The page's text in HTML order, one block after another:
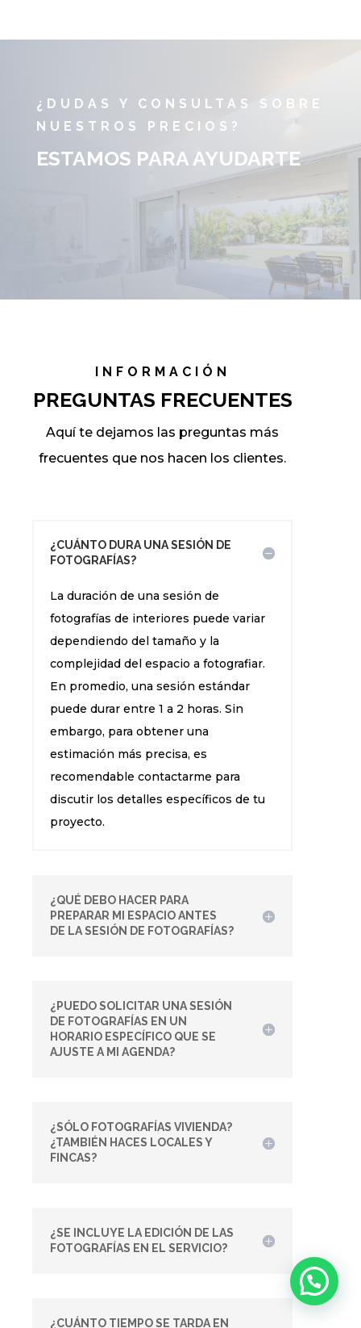
¿DUDAS Y CONSULTAS SOBRE
NUESTROS PRECIOS?
ESTAMOS PARA AYUDARTE
INFORMACIÓN
PREGUNTAS FRECUENTES
Aquí te dejamos las preguntas más
frecuentes que nos hacen los clientes.
¿CUÁNTO DURA UNA SESIÓN DE
FOTOGRAFÍAS?
La duración de una sesión de
fotografías de interiores puede variar
dependiendo del tamaño y la
complejidad del espacio a fotografiar.
En promedio, una sesión estándar
puede durar entre 1 a 2 horas. Sin
embargo, para obtener una
estimación más precisa, es
recomendable contactarme para
discutir los detalles específicos de tu
proyecto.
¿QUÉ DEBO HACER PARA
PREPARAR MI ESPACIO ANTES
DE LA SESIÓN DE FOTOGRAFÍAS?
¿PUEDO SOLICITAR UNA SESIÓN
DE FOTOGRAFÍAS EN UN
HORARIO ESPECÍFICO QUE SE
AJUSTE A MI AGENDA?
¿SÓLO FOTOGRAFÍAS VIVIENDA?
¿TAMBIÉN HACES LOCALES Y
FINCAS?
¿SE INCLUYE LA EDICIÓN DE LAS
FOTOGRAFÍAS EN EL SERVICIO?
¿CUÁNTO TIEMPO SE TARDA EN